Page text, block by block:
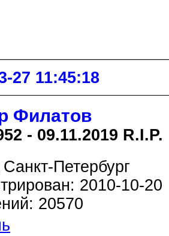
27 11:45:18
Филатов
- 09.11.2019 R.I.P.
Петербург
2010-10-20
20570